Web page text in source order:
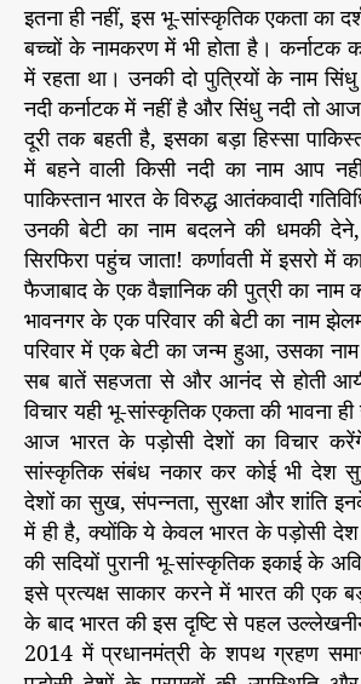
इतना ही नहीं, इस भू-सांस्कृतिक एकता का
बच्चों के नामकरण में भी होता है। कर्नाटक
में रहता था। उनकी दो पुत्रियों के नाम
नदी कर्नाटक में नहीं है और सिंधु नदी तो
दूरी तक बहती है, इसका बड़ा हिस्सा
में बहने वाली किसी नदी का नाम आप
पाकिस्तान भारत के विरुद्ध आतंकवादी
उनकी बेटी का नाम बदलने की धमकी
सिरफिरा पहुंच जाता! कर्णावती में इसरो में
फैजाबाद के एक वैज्ञानिक की पुत्री का नाम
भावनगर के एक परिवार की बेटी का नाम
परिवार में एक बेटी का जन्म हुआ, उसका नाम
सब बातें सहजता से और आनंद से होती
विचार यही भू-सांस्कृतिक एकता की भावना ही
आज भारत के पड़ोसी देशों का विचार
सांस्कृतिक संबंध नकार कर कोई भी देश
देशों का सुख, संपन्नता, सुरक्षा और शांति
में ही है, क्योंकि ये केवल भारत के पड़ोसी
की सदियों पुरानी भू-सांस्कृतिक इकाई के
इसे प्रत्यक्ष साकार करने में भारत की एक
के बाद भारत की इस दृष्टि से पहल
2014 में प्रधानमंत्री के शपथ ग्रहण